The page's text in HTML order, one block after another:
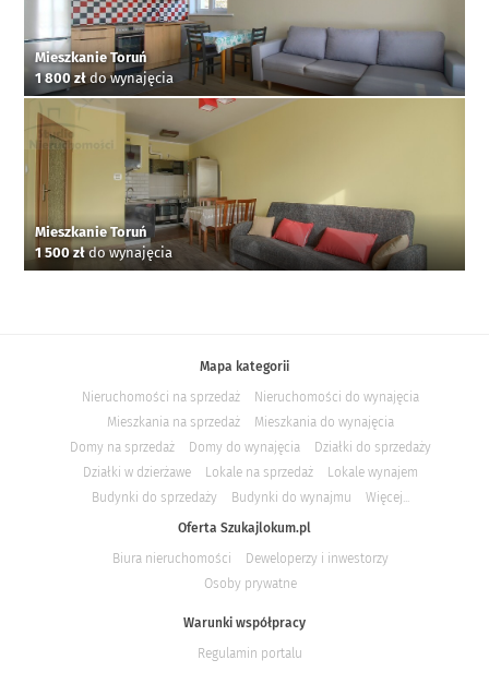
Mieszkanie Toruń
1 800 złdo wynajęcia
Mieszkanie Toruń
1 500 złdo wynajęcia
Mapa kategorii
Nieruchomości na sprzedaż
Nieruchomości do wynajęcia
Mieszkania na sprzedaż
Mieszkania do wynajęcia
Domy na sprzedaż
Domy do wynajęcia
Działki do sprzedaży
Działki w dzierżawe
Lokale na sprzedaż
Lokale wynajem
Budynki do sprzedaży
Budynki do wynajmu
Więcej...
Oferta Szukajlokum.pl
Biura nieruchomości
Deweloperzy i inwestorzy
Osoby prywatne
Warunki współpracy
Regulamin portalu